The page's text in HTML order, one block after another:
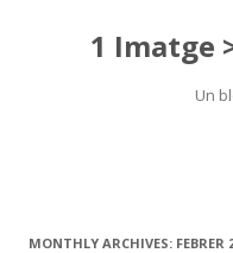
1 Imatge
Un
MONTHLY ARCHIVES: FEBRER